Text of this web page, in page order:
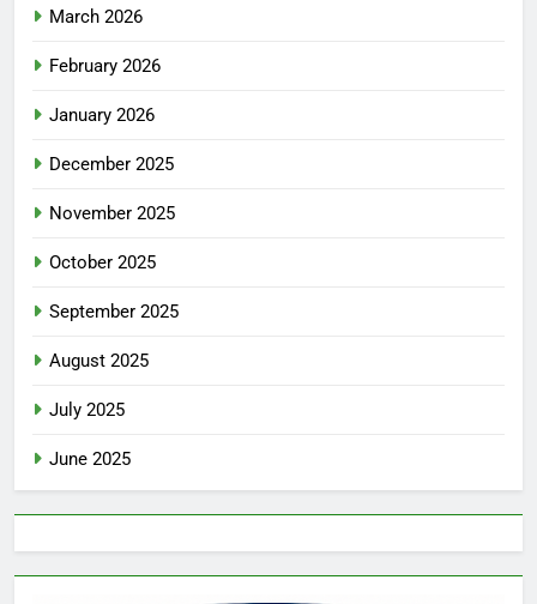
March 2026
February 2026
January 2026
December 2025
November 2025
October 2025
September 2025
August 2025
July 2025
June 2025